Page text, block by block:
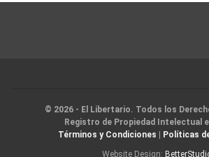
© 2026 - El Libertario. Todos los
Registro de Propiedad Intelectual
Términos y Condiciones | Políticas
Website Design: